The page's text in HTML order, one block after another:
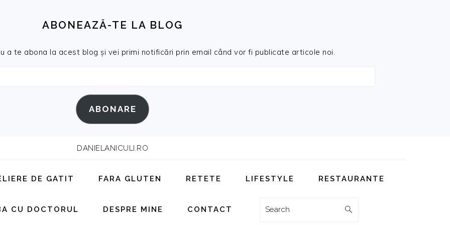
ABONEAZĂ-TE LA BLOG
a te abona la acest blog și vei primi notificări prin email când vor fi publicate articole noi.
ABONARE
DANIELANICULI.RO
DE GATIT FARA GLUTEN RETETE LIFESTYLE RESTAURANTE
CU DOCTORUL DESPRE MINE CONTACT Search